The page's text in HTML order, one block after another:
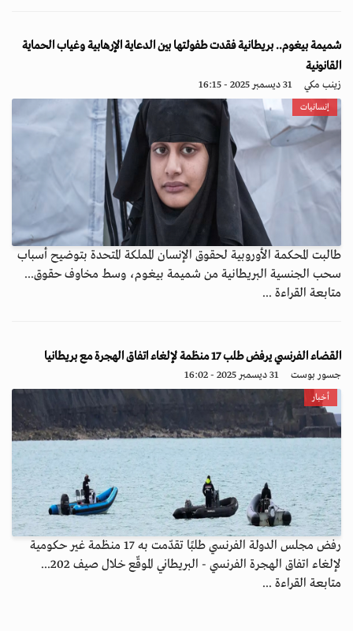
شميمة بيغوم.. بريطانية فقدت طفولتها بين الدعاية الإرهابية وغياب الحماية
القانونية
زينب مكي 31 ديسمبر 2025 - 16:15
إنسانيات
طالبت المحكمة الأوروبية لحقوق الإنسان المملكة المتحدة بتوضيح أسباب
سحب الجنسية البريطانية من شميمة بيغوم، وسط مخاوف حقوق...
متابعة القراءة ...
القضاء الفرنسي يرفض طلب 17 منظمة لإلغاء اتفاق الهجرة مع بريطانيا
جسور بوست 31 ديسمبر 2025 - 16:02
أخبار
رفض مجلس الدولة الفرنسي طلبًا تقدّمت به 17 منظمة غير حكومية
لإلغاء اتفاق الهجرة الفرنسي - البريطاني الموقّع خلال صيف 202...
متابعة القراءة ...